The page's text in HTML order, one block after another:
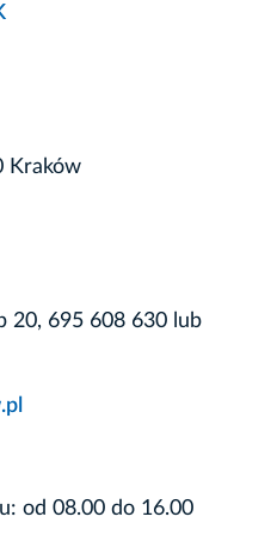
Kraków
20, 695 608 630 lub
od 08.00 do 16.00